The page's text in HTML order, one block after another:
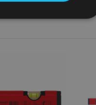
pentru a aminti